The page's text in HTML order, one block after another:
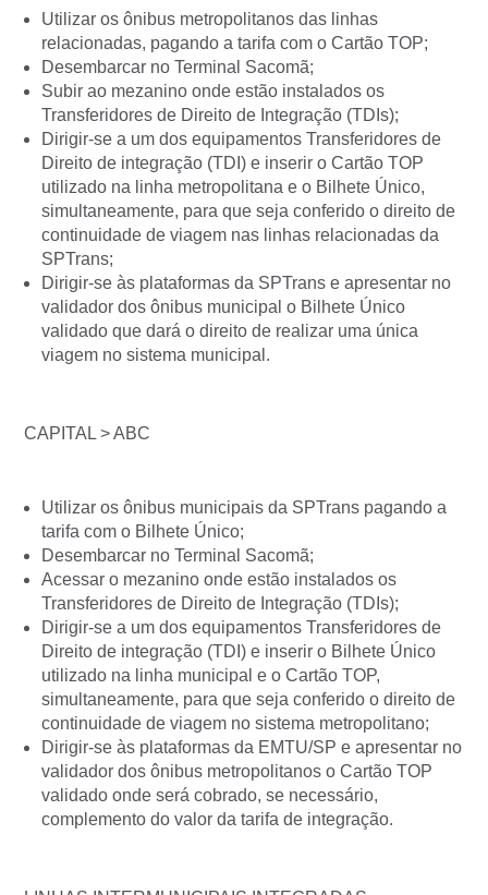
Utilizar os ônibus metropolitanos das linhas
relacionadas, pagando a tarifa com o Cartão TOP;
Desembarcar no Terminal Sacomã;
Subir ao mezanino onde estão instalados os
Transferidores de Direito de Integração (TDIs);
Dirigir-se a um dos equipamentos Transferidores de
Direito de integração (TDI) e inserir o Cartão TOP
utilizado na linha metropolitana e o Bilhete Único,
simultaneamente, para que seja conferido o direito de
continuidade de viagem nas linhas relacionadas da
SPTrans;
Dirigir-se às plataformas da SPTrans e apresentar no
validador dos ônibus municipal o Bilhete Único
validado que dará o direito de realizar uma única
viagem no sistema municipal.
CAPITAL > ABC
Utilizar os ônibus municipais da SPTrans pagando a
tarifa com o Bilhete Único;
Desembarcar no Terminal Sacomã;
Acessar o mezanino onde estão instalados os
Transferidores de Direito de Integração (TDIs);
Dirigir-se a um dos equipamentos Transferidores de
Direito de integração (TDI) e inserir o Bilhete Único
utilizado na linha municipal e o Cartão TOP,
simultaneamente, para que seja conferido o direito de
continuidade de viagem no sistema metropolitano;
Dirigir-se às plataformas da EMTU/SP e apresentar no
validador dos ônibus metropolitanos o Cartão TOP
validado onde será cobrado, se necessário,
complemento do valor da tarifa de integração.